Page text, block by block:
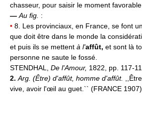
chasseur, pour saisir le moment favorable
— Au fig. :
• 8. Les provinciaux, en France, se font
que doit être dans le monde la
et puis ils se mettent à l'affût, et sont là
personne ne saute le fossé.
STENDHAL, De l'Amour, 1822, pp. 117-
2. Arg. (Être) d'affût, homme d'affût.
vive, avoir l'œil au guet.`` (FRANCE 1907).